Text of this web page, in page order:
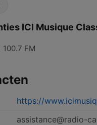
ICI Musique
100.7 FM
https://
assistance@radio-